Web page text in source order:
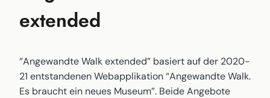
extended
“Angewandte Walk extended” basiert auf der 2020-
21 entstandenen Webapplikation “Angewandte Walk.
Es braucht ein neues Museum”. Beide Angebote